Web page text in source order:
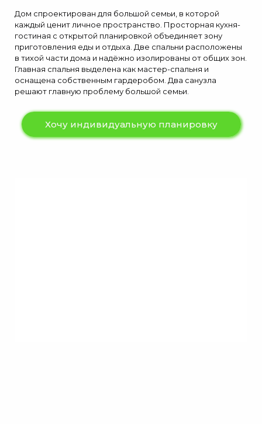
Дом спроектирован для большой семьи, в которой
каждый ценит личное пространство. Просторная кухня-
гостиная с открытой планировкой объединяет зону
приготовления еды и отдыха. Две спальни расположены
в тихой части дома и надёжно изолированы от общих зон.
Главная спальня выделена как мастер-спальня и
оснащена собственным гардеробом. Два санузла
решают главную проблему большой семьи.
Хочу индивидуальную планировку